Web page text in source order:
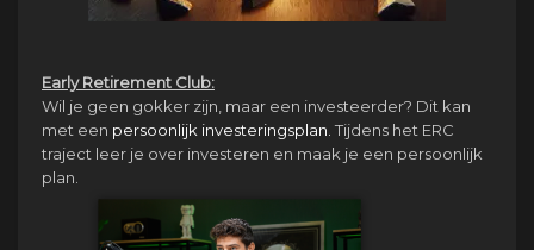
Early Retirement Club:
Wil je geen gokker zijn, maar een investeerder? Dit kan
met een persoonlijk investeringsplan. Tijdens het ERC
traject leer je over investeren en maak je een persoonlijk
plan.